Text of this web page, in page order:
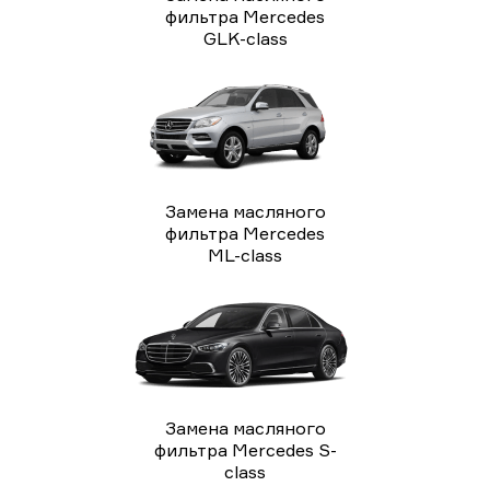
фильтра Mercedes
GLK-class
Замена масляного
фильтра Mercedes
ML-class
Замена масляного
фильтра Mercedes S-
class